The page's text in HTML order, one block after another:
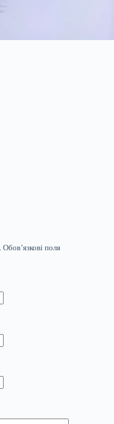
Обов’язкові поля